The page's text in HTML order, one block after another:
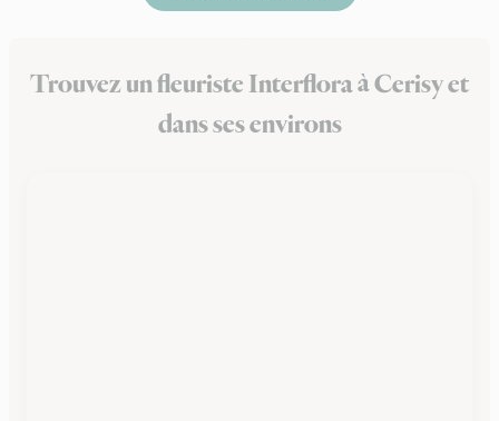
Trouvez un fleuriste Interflora à Cerisy et
dans ses environs